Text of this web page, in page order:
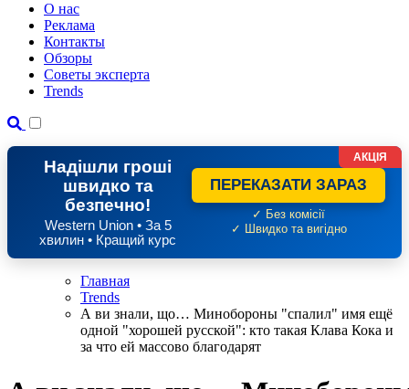
О нас
Реклама
Контакты
Обзоры
Советы эксперта
Trends
Надішли гроші
швидко та
безпечно!
Western Union • За 5
хвилин • Кращий курс
ПЕРЕКАЗАТИ ЗАРАЗ
✓ Без комісії
✓ Швидко та вигідно
АКЦІЯ
Главная
Trends
А ви знали, що… Минобороны "спалил" имя ещё
одной "хорошей русской": кто такая Клава Кока и
за что ей массово благодарят